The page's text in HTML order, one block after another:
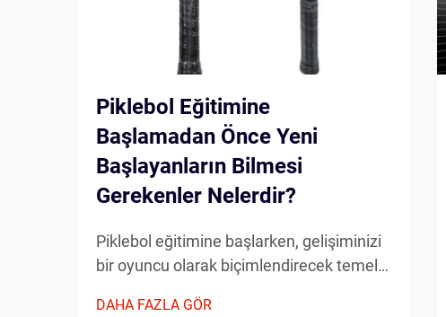
Piklebol Eğitimine
Başlamadan Önce Yeni
Başlayanların Bilmesi
Gerekenler Nelerdir?
Piklebol eğitimine başlarken, gelişiminizi
bir oyuncu olarak biçimlendirecek temel
DAHA FAZLA GÖR